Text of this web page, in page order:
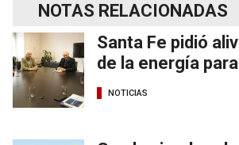
NOTAS RELACIONADAS
Santa Fe pidió
de la energía
NOTICIAS